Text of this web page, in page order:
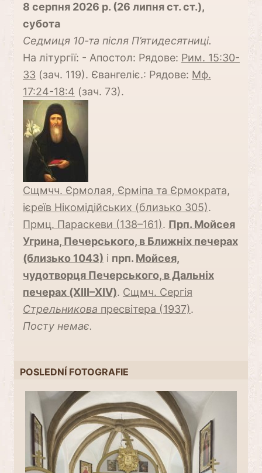
8 серпня 2026 р. (26 липня ст. ст.),
субота
Cедмиця 10-та після П’ятидесятниці.
На літургії: - Апостол: Рядове: Рим. 15:30-
33 (зач. 119). Євангеліє.: Рядове: Мф.
17:24-18:4 (зач. 73).
Сщмчч. Єрмолая, Єрміпа та Єрмократа,
ієреїв Нікомідійських (близько 305).
Прмц. Параскеви (138–161). Прп. Мойсея
Угрина, Печерського, в Ближніх печерах
(близько 1043) і прп. Мойсея,
чудотворця Печерського, в Дальніх
печерах (XIII–XIV). Сщмч. Сергія
Стрельникова пресвітера (1937).
Посту немає.
POSLEDNÍ FOTOGRAFIE